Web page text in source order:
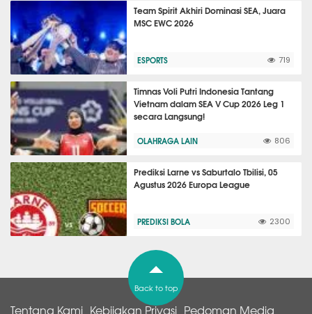
Team Spirit Akhiri Dominasi SEA, Juara
MSC EWC 2026
ESPORTS 719
Timnas Voli Putri Indonesia Tantang
Vietnam dalam SEA V Cup 2026 Leg 1
secara Langsung!
OLAHRAGA LAIN 806
Prediksi Larne vs Saburtalo Tbilisi, 05
Agustus 2026 Europa League
PREDIKSI BOLA 2300
Back to top
Tentang Kami Kebijakan Privasi Pedoman Media